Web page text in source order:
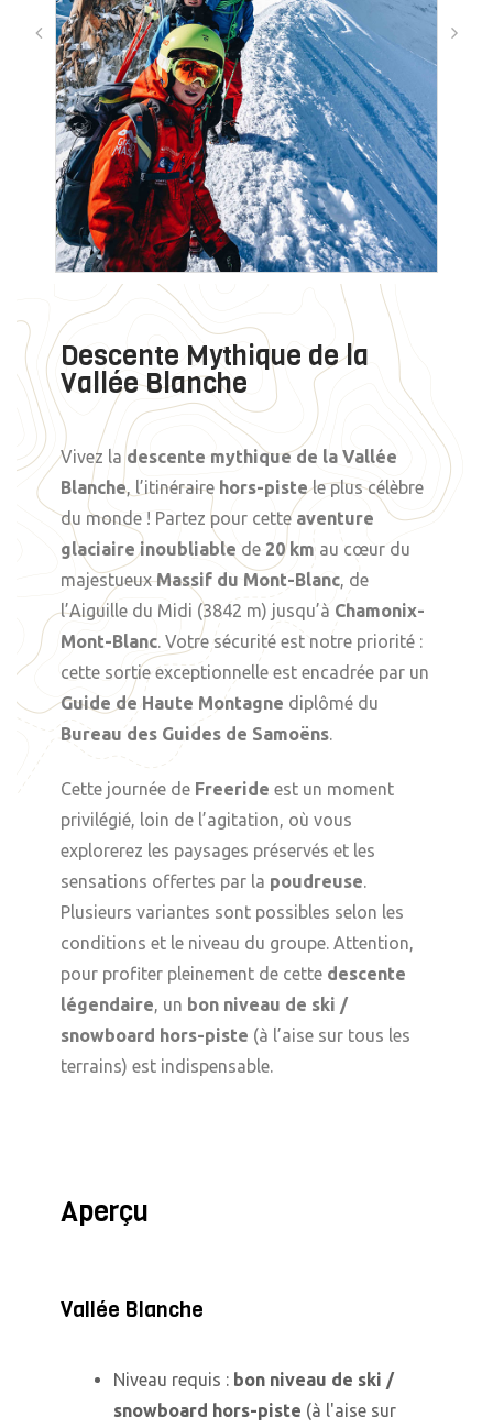
Descente Mythique de la
Vallée Blanche
Vivez ladescente mythique de la Vallée
Blanche, l’itinéraire hors-pistele plus célèbre
du monde ! Partez pour cetteaventure
glaciaire inoubliable de 20 km au cœur du
majestueuxMassif du Mont-Blanc, de
l’Aiguille du Midi (3842 m) jusqu’à Chamonix-
Mont-Blanc. Votre sécurité est notre priorité :
cette sortie exceptionnelle est encadrée par un
Guide de Haute Montagne diplômé du
Bureau des Guides de Samoëns.
Cette journée de Freeride est un moment
privilégié, loin de l’agitation, où vous
explorerez les paysages préservés et les
sensations offertes par la poudreuse.
Plusieurs variantes sont possibles selon les
conditions et le niveau du groupe. Attention,
pour profiter pleinement de cette descente
légendaire, un bon niveau de ski /
snowboard hors-piste (à l’aise sur tous les
terrains) est indispensable.
Aperçu
Vallée Blanche
Niveau requis : bon niveau de ski /
snowboard hors-piste (à l'aise sur